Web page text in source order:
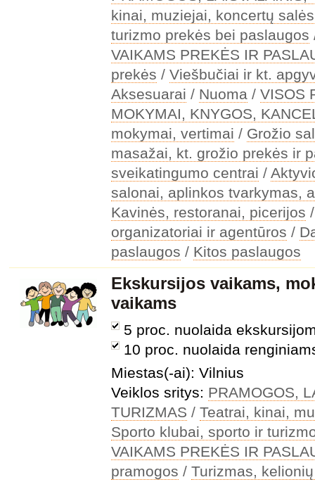
kinai, muziejai, koncertų salės
turizmo prekės bei paslaugos
VAIKAMS PREKĖS IR
prekės / Viešbučiai ir kt.
Aksesuarai / Nuoma / VISOS
MOKYMAI, KNYGOS,
mokymai, vertimai / Grožio
masažai, kt. grožio prekės ir
sveikatingumo centrai /
salonai, aplinkos tvarkymas,
Kavinės, restoranai, picerijos
organizatoriai ir agentūros /
paslaugos / Kitos paslaugos
Ekskursijos vaikams,
vaikams
5 proc. nuolaida
10 proc. nuolaida
Miestas(-ai): Vilnius
Veiklos sritys: PRAMOGOS,
TURIZMAS / Teatrai, kinai,
Sporto klubai, sporto ir
VAIKAMS PREKĖS IR
pramogos / Turizmas,